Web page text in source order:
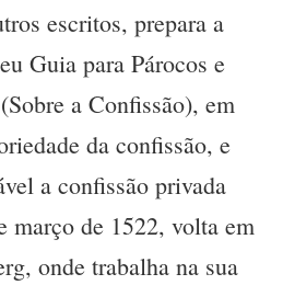
escritos, prepara a
Guia para Párocos e
a Confissão), em
da confissão, e
a confissão privada
março de 1522, volta em
onde trabalha na sua